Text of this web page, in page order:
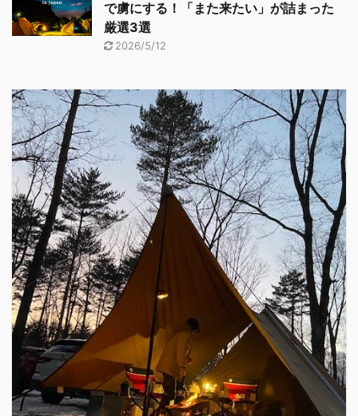
で虜にする！「また来たい」が詰まった
厳選3選
2026/5/12